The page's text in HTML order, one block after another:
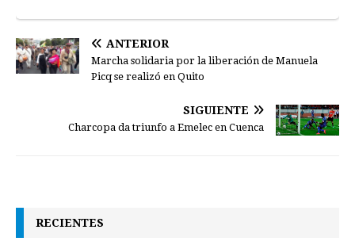
ANTERIOR
Marcha solidaria por la liberación de Manuela
Picq se realizó en Quito
SIGUIENTE
Charcopa da triunfo a Emelec en Cuenca
RECIENTES